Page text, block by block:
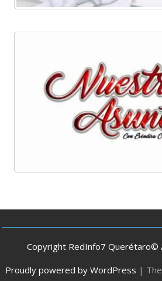
Copyright RedInfo7 Querétaro©
Proudly powered by WordPress |